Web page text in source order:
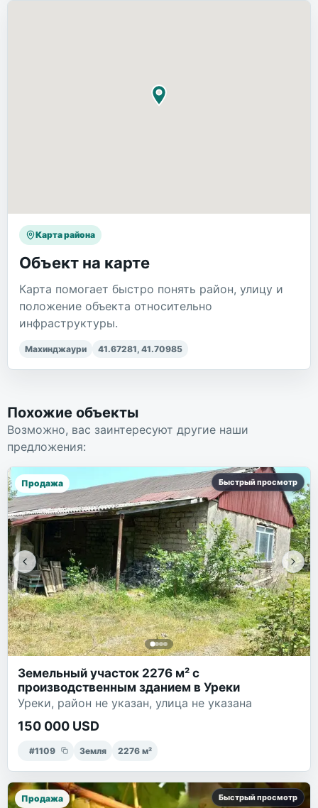
Карта района
Объект на карте
Карта помогает быстро понять район, улицу и
положение объекта относительно
инфраструктуры.
Махинджаури 41.67281, 41.70985
Похожие объекты
Возможно, вас заинтересуют другие наши
предложения:
Продажа Быстрый просмотр
Земельный участок 2276 м² с
производственным зданием в Уреки
Уреки, район не указан, улица не указана
150 000 USD
#1109 Земля 2276 м²
Продажа Быстрый просмотр